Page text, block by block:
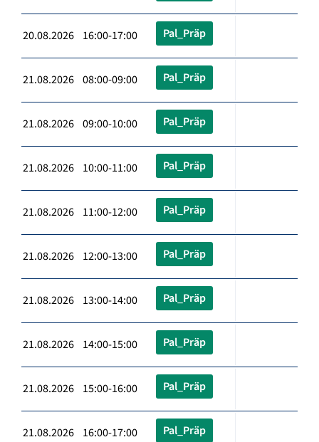
20.08.2026 16:00-17:00 Pal_Präp
21.08.2026 08:00-09:00 Pal_Präp
21.08.2026 09:00-10:00 Pal_Präp
21.08.2026 10:00-11:00 Pal_Präp
21.08.2026 11:00-12:00 Pal_Präp
21.08.2026 12:00-13:00 Pal_Präp
21.08.2026 13:00-14:00 Pal_Präp
21.08.2026 14:00-15:00 Pal_Präp
21.08.2026 15:00-16:00 Pal_Präp
21.08.2026 16:00-17:00 Pal_Präp